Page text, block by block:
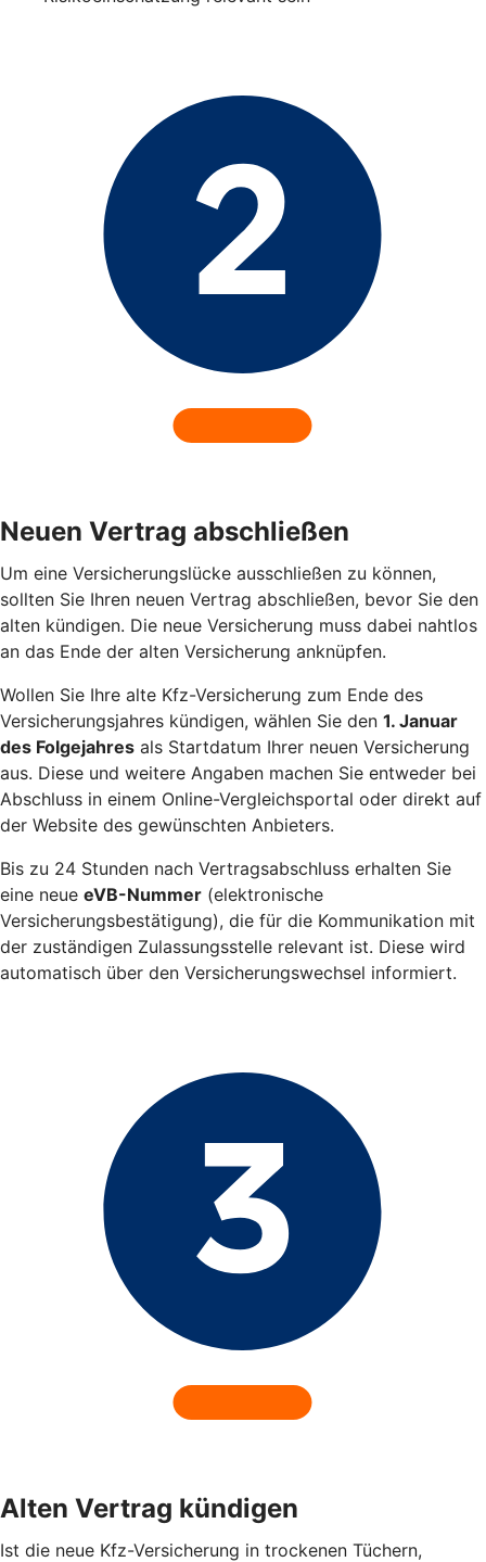
Neuen Vertrag abschließen
Um eine Versicherungslücke ausschließen zu können,
sollten Sie Ihren neuen Vertrag abschließen, bevor Sie den
alten kündigen. Die neue Versicherung muss dabei nahtlos
an das Ende der alten Versicherung anknüpfen.
Wollen Sie Ihre alte Kfz-Versicherung zum Ende des
Versicherungsjahres kündigen, wählen Sie den 1. Januar
des Folgejahres als Startdatum Ihrer neuen Versicherung
aus. Diese und weitere Angaben machen Sie entweder bei
Abschluss in einem Online-Vergleichsportal oder direkt auf
der Website des gewünschten Anbieters.
Bis zu 24 Stunden nach Vertragsabschluss erhalten Sie
eine neue eVB-Nummer (elektronische
Versicherungsbestätigung), die für die Kommunikation mit
der zuständigen Zulassungsstelle relevant ist. Diese wird
automatisch über den Versicherungswechsel informiert.
Alten Vertrag kündigen
Ist die neue Kfz-Versicherung in trockenen Tüchern,